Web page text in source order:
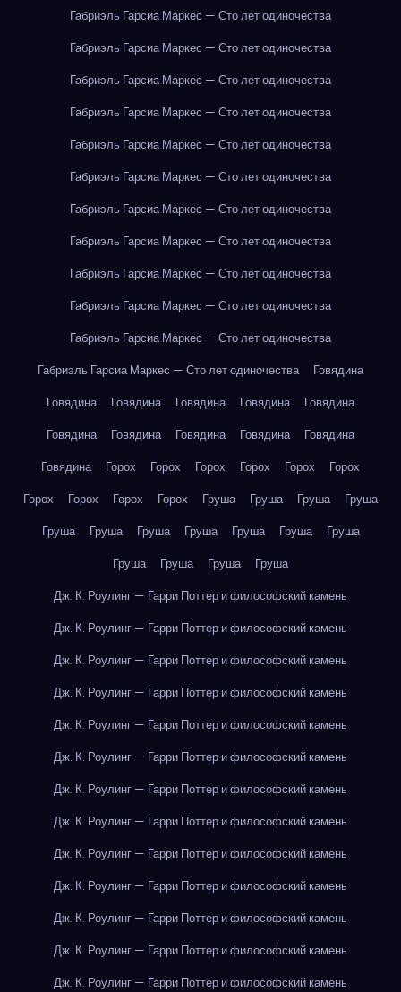
Габриэль Гарсиа Маркес — Сто лет одиночества
Габриэль Гарсиа Маркес — Сто лет одиночества
Габриэль Гарсиа Маркес — Сто лет одиночества
Габриэль Гарсиа Маркес — Сто лет одиночества
Габриэль Гарсиа Маркес — Сто лет одиночества
Габриэль Гарсиа Маркес — Сто лет одиночества
Габриэль Гарсиа Маркес — Сто лет одиночества
Габриэль Гарсиа Маркес — Сто лет одиночества
Габриэль Гарсиа Маркес — Сто лет одиночества
Габриэль Гарсиа Маркес — Сто лет одиночества
Габриэль Гарсиа Маркес — Сто лет одиночества
Габриэль Гарсиа Маркес — Сто лет одиночества
Говядина
Говядина
Говядина Говядина Говядина
Говядина
Говядина
Говядина Говядина Говядина
Говядина
Говядина
Горох Горох Горох Горох Горох
Горох
Горох
Горох Горох Горох Груша Груша Груша
Груша
Груша
Груша Груша Груша Груша Груша
Груша
Груша
Груша Груша
Груша
Дж. К. Роулинг — Гарри Поттер и философский камень
Дж. К. Роулинг — Гарри Поттер и философский камень
Дж. К. Роулинг — Гарри Поттер и философский камень
Дж. К. Роулинг — Гарри Поттер и философский камень
Дж. К. Роулинг — Гарри Поттер и философский камень
Дж. К. Роулинг — Гарри Поттер и философский камень
Дж. К. Роулинг — Гарри Поттер и философский камень
Дж. К. Роулинг — Гарри Поттер и философский камень
Дж. К. Роулинг — Гарри Поттер и философский камень
Дж. К. Роулинг — Гарри Поттер и философский камень
Дж. К. Роулинг — Гарри Поттер и философский камень
Дж. К. Роулинг — Гарри Поттер и философский камень
Дж. К. Роулинг — Гарри Поттер и философский камень